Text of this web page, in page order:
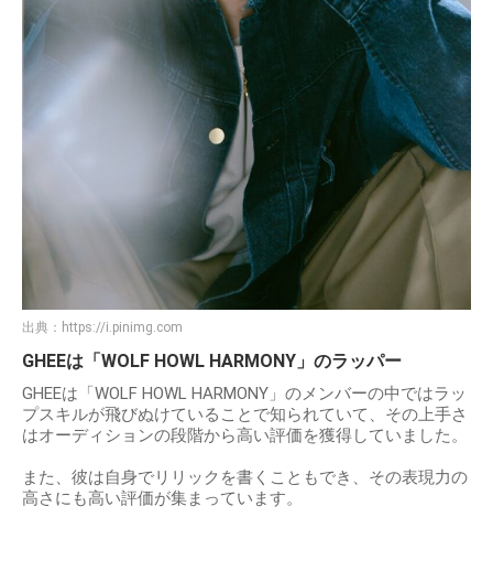
出典： https://i.pinimg.com
GHEEは「WOLF HOWL HARMONY」のラッパー
GHEEは「WOLF HOWL HARMONY」のメンバーの中ではラッ
プスキルが飛びぬけていることで知られていて、その上手さ
はオーディションの段階から高い評価を獲得していました。
また、彼は自身でリリックを書くこともでき、その表現力の
高さにも高い評価が集まっています。